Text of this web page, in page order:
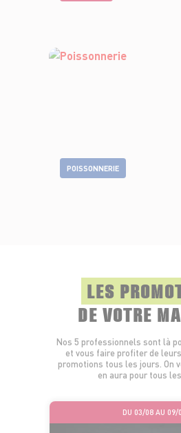
POISSONNERIE
LES
DE VOTRE
Nos 5 professionnels sont là
et vous faire profiter de
promotions tous les jours. On
en aura pour tous
DU 03/08 AU 09/